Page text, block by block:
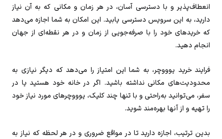
انعطاف‌پذیر و با دسترسی آسان، در هر زمان و مکانی که به آن نیاز
دارید، به این سرویس دسترسی یابید. این امکان به شما اجازه می‌دهد
که خریدهای خود را با صرفه‌جویی از زمان و در هر نقطه‌ای از جهان
انجام دهید.
فرایند خرید یوووچر، به شما این امتیاز را می‌دهد که دیگر نیازی به
محدودیت‌های مکانی نداشته باشید. اگر در خانه خود هستید یا در
سفر، می‌توانید به‌راحتی و با تنها چند کلیک، یوووچرهای مورد نیاز خود
را تهیه و از آنها بهره‌مند شوید.
بدین ترتیب، اجازه دارید تا در مواقع ضروری و در هر لحظه که نیاز به